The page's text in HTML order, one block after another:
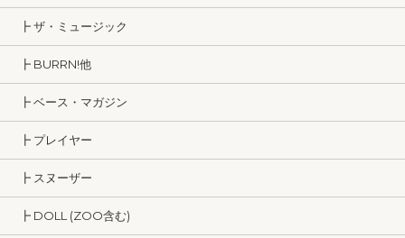
┣ ザ・ミュージック
┣ BURRN!他
┣ ベース・マガジン
┣ プレイヤー
┣ スヌーザー
┣ DOLL (ZOO含む)